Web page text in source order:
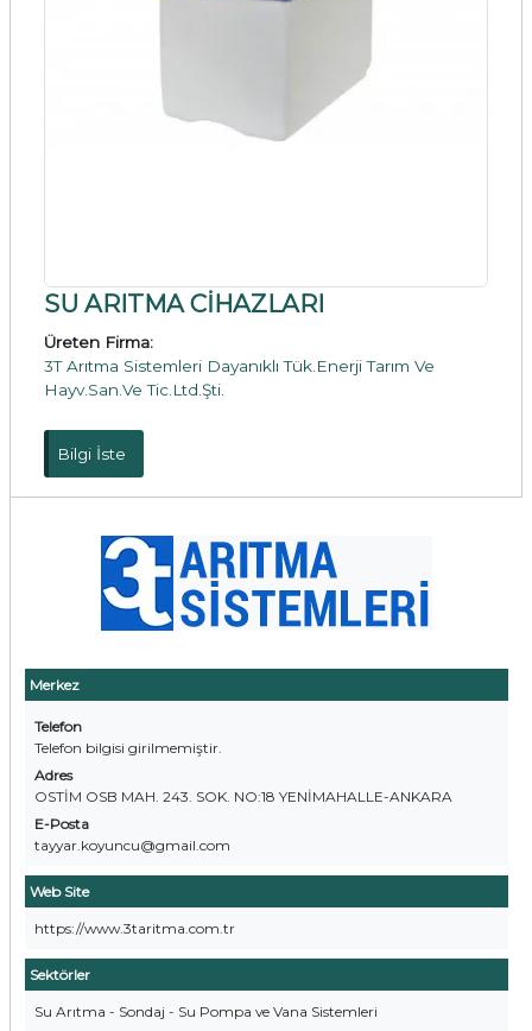
Merkez
Telefon
Telefon bilgisi girilmemiştir.
Adres
OSTİM OSB MAH. 243. SOK. NO:18 YENİMAHALLE-ANKARA
E-Posta
tayyar.koyuncu@gmail.com
Web Site
https://www.3taritma.com.tr
Sektörler
Su Arıtma - Sondaj - Su Pompa ve Vana Sistemleri
SU ARITMA CİHAZLARI
Üreten Firma:
3T Arıtma Sistemleri Dayanıklı Tük.Enerji Tarım Ve
Hayv.San.Ve Tic.Ltd.Şti.
Bilgi İste